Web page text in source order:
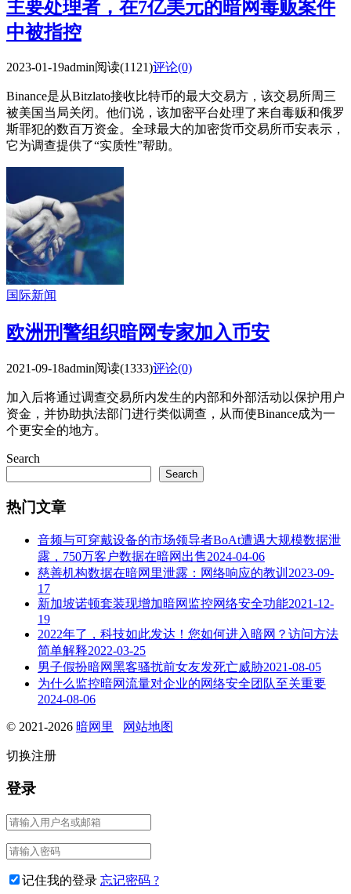
主要处理者，在7亿美元的暗网毒贩案件
中被指控
2023-01-19admin阅读(1121)评论(0)
Binance是从Bitzlato接收比特币的最大交易方，该交易所周三
被美国当局关闭。他们说，该加密平台处理了来自毒贩和俄罗
斯罪犯的数百万资金。全球最大的加密货币交易所币安表示，
它为调查提供了“实质性”帮助。
国际新闻
欧洲刑警组织暗网专家加入币安
2021-09-18admin阅读(1333)评论(0)
加入后将通过调查交易所内发生的内部和外部活动以保护用户
资金，并协助执法部门进行类似调查，从而使Binance成为一
个更安全的地方。
Search
Search
热门文章
音频与可穿戴设备的市场领导者BoAt遭遇大规模数据泄
露，750万客户数据在暗网出售2024-04-06
慈善机构数据在暗网里泄露：网络响应的教训 2023-09-
17
新加坡诺顿套装现增加暗网监控网络安全功能2021-12-
19
2022年了，科技如此发达！您如何进入暗网？访问方法
简单解释2022-03-25
男子假扮暗网黑客骚扰前女友发死亡威胁2021-08-05
为什么监控暗网流量对企业的网络安全团队至关重要
2024-08-06
© 2021-2026 暗网里 网站地图
切换注册
登录
记住我的登录 忘记密码 ?